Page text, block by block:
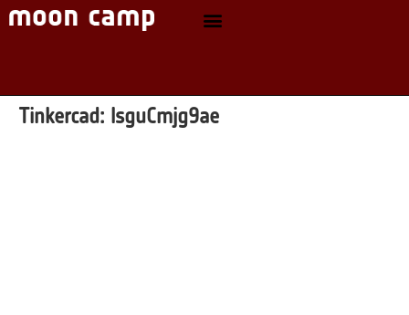
Tinkercad: lsguCmjg9ae